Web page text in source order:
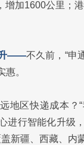
增加1600公里；
升——不久前，“申
。
地区快递成本
进行智能化升级
盖新疆、西藏、